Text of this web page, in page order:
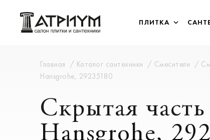
ПЛИТКА
Главная Каталог сантехники Смесители
Hansgrohe, 29235180
Скрытая
Hansgrohe,